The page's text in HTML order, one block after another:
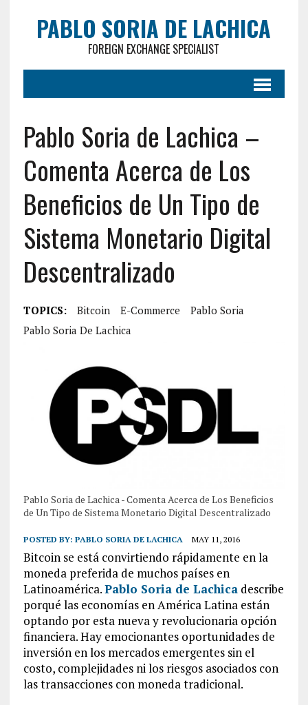
PABLO SORIA DE LACHICA
FOREIGN EXCHANGE SPECIALIST
Pablo Soria de Lachica –
Comenta Acerca de Los
Beneficios de Un Tipo de
Sistema Monetario Digital
Descentralizado
TOPICS: Bitcoin E-Commerce
Pablo Soria
Pablo Soria De Lachica
Pablo Soria de Lachica - Comenta Acerca de Los Beneficios
de Un Tipo de Sistema Monetario Digital Descentralizado
POSTED BY: PABLO SORIA DE LACHICA MAY 11, 2016
Bitcoin se está convirtiendo rápidamente en la
moneda preferida de muchos países en
Latinoamérica.Pablo Soria de Lachicadescribe
porqué las economías en América Latina están
optando por esta nueva y revolucionaria opción
financiera. Hay emocionantes oportunidades de
inversión en los mercados emergentes sin el
costo, complejidades ni los riesgos asociados con
las transacciones con moneda tradicional.